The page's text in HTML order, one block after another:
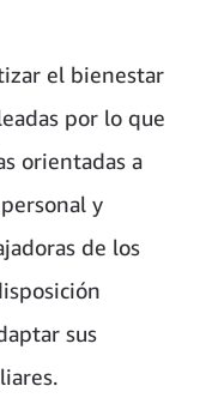
el bienestar
por lo que
orientadas a
y
de los
sus